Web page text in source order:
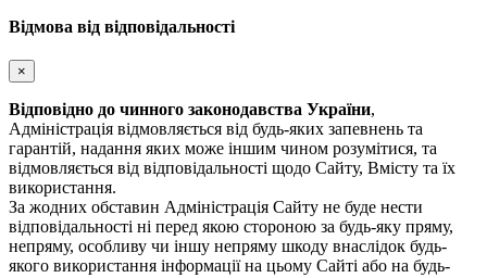
Відмова від відповідальності
×
Відповідно до чинного законодавства України,
Адміністрація відмовляється від будь-яких запевнень та
гарантій, надання яких може іншим чином розумітися, та
відмовляється від відповідальності щодо Сайту, Вмісту та їх
використання.
За жодних обставин Адміністрація Сайту не буде нести
відповідальності ні перед якою стороною за будь-яку пряму,
непряму, особливу чи іншу непряму шкоду внаслідок будь-
якого використання інформації на цьому Сайті або на будь-